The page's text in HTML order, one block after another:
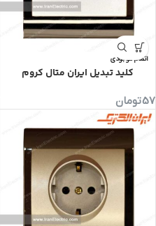
اتمام موجودی
کلید تبدیل ایران متال کروم
57تومان